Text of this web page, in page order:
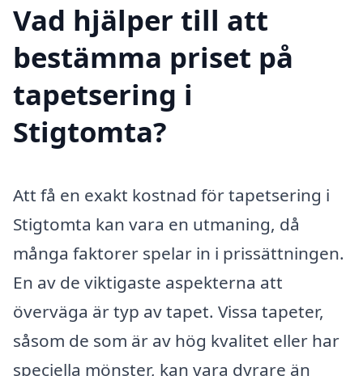
Vad hjälper till att
bestämma priset på
tapetsering i
Stigtomta?
Att få en exakt kostnad för tapetsering i
Stigtomta kan vara en utmaning, då
många faktorer spelar in i prissättningen.
En av de viktigaste aspekterna att
överväga är typ av tapet. Vissa tapeter,
såsom de som är av hög kvalitet eller har
speciella mönster, kan vara dyrare än